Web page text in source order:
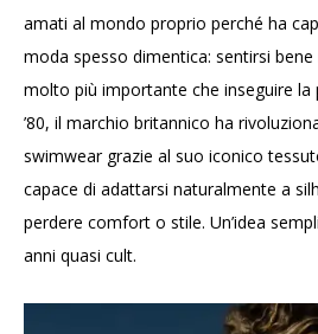
amati al mondo proprio perché ha
moda spesso dimentica: sentirsi
molto più importante che inseguire la
’80, il marchio britannico ha
swimwear grazie al suo iconico
capace di adattarsi naturalmente a
perdere comfort o stile. Un’idea
anni quasi cult.